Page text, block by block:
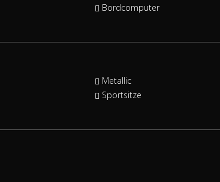
Bordcomputer
Metallic
Sportsitze